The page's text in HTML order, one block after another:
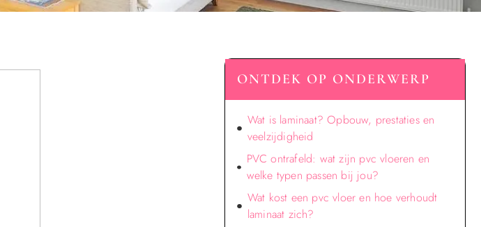
ONTDEK OP ONDERWERP
Wat is laminaat? Opbouw, prestaties en
veelzijdigheid
PVC ontrafeld: wat zijn pvc vloeren en
welke typen passen bij jou?
Wat kost een pvc vloer en hoe verhoudt
laminaat zich?